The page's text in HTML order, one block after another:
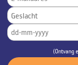
(Ontvang